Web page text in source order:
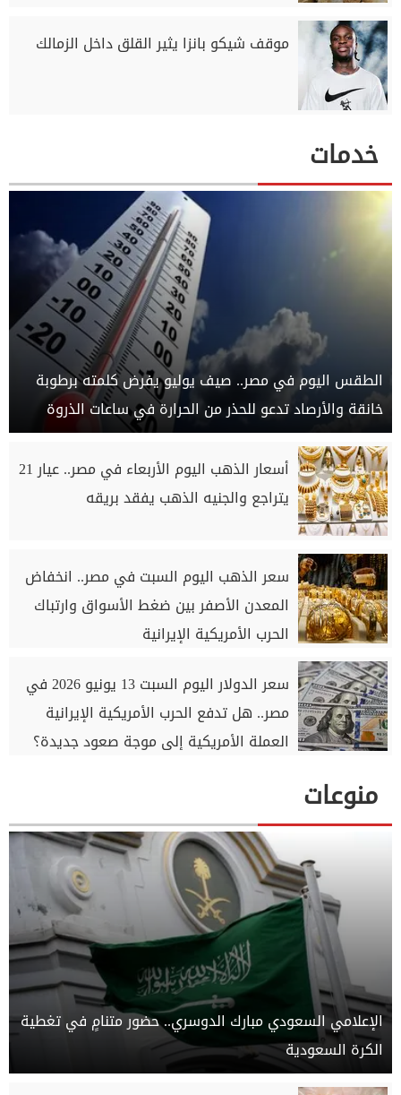
موقف شيكو بانزا يثير القلق داخل الزمالك
خدمات
الطقس اليوم في مصر.. صيف يوليو يفرض كلمته برطوبة
خانقة والأرصاد تدعو للحذر من الحرارة في ساعات الذروة
أسعار الذهب اليوم الأربعاء في مصر.. عيار 21
يتراجع والجنيه الذهب يفقد بريقه
سعر الذهب اليوم السبت في مصر.. انخفاض
المعدن الأصفر بين ضغط الأسواق وارتباك
الحرب الأمريكية الإيرانية
سعر الدولار اليوم السبت 13 يونيو 2026 في
مصر.. هل تدفع الحرب الأمريكية الإيرانية
العملة الأمريكية إلى موجة صعود جديدة؟
منوعات
الإعلامي السعودي مبارك الدوسري.. حضور متنامٍ في تغطية
الكرة السعودية